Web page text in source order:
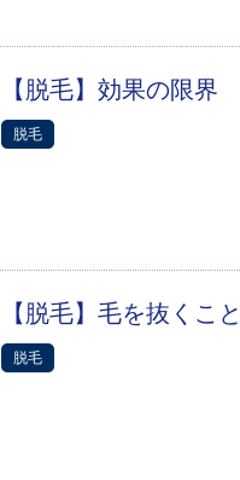
【脱毛】効果の限界
脱毛
【脱毛】毛を抜くこ
脱毛